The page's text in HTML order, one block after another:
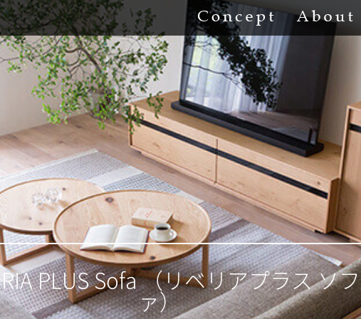
Concept
PLUS Sofa （リベリアプラス ソフ
ァ）